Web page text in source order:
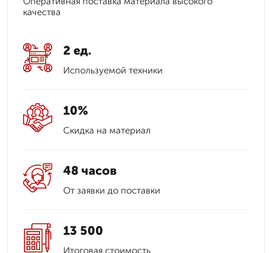
качества
2 ед.
Используемой техники
10%
Скидка на материал
48 часов
От заявки до поставки
13 500
Итоговая стоимость